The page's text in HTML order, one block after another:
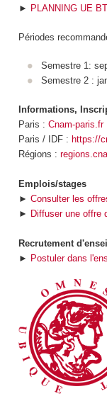
► PLANNING UE
Périodes
Semestre 1:
Semestre 2 :
Informations,
Paris : Cnam-paris.fr
Paris / IDF : https://
Régions :
Emplois/stages
► Consulter les
► Diffuser une offre
Recrutement
► Postuler dans